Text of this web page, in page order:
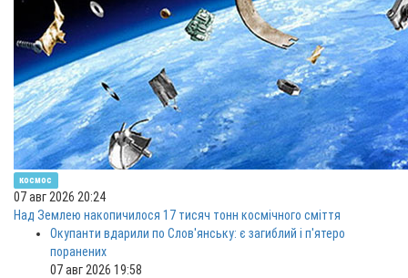
космос
07 авг 2026 20:24
Над Землею накопичилося 17 тисяч тонн космічного сміття
Окупанти вдарили по Слов'янську: є загиблий і п'ятеро
поранених
07 авг 2026 19:58